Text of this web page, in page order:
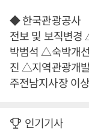
◆ 한국관광공사
전보 및 보직변
박범석 △숙박개
진 △지역관광개
주전남지사장 이
인기기사